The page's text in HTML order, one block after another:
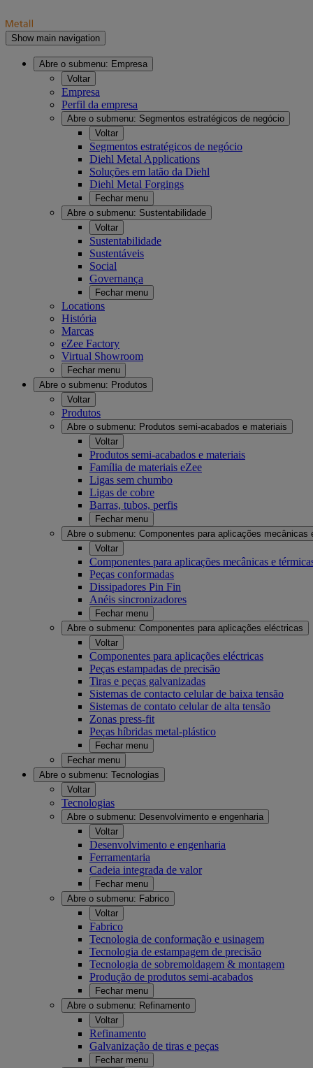
Show main navigation
Abre o submenu: Empresa
Voltar
Empresa
Perfil da empresa
Abre o submenu: Segmentos estratégicos de negócio
Voltar
Segmentos estratégicos de negócio
Diehl Metal Applications
Soluções em latão da Diehl
Diehl Metal Forgings
Fechar menu
Abre o submenu: Sustentabilidade
Voltar
Sustentabilidade
Sustentáveis
Social
Governança
Fechar menu
Locations
História
Marcas
eZee Factory
Virtual Showroom
Fechar menu
Abre o submenu: Produtos
Voltar
Produtos
Abre o submenu: Produtos semi-acabados e materiais
Voltar
Produtos semi-acabados e materiais
Família de materiais eZee
Ligas sem chumbo
Ligas de cobre
Barras, tubos, perfis
Fechar menu
Abre o submenu: Componentes para aplicações mecânicas
Voltar
Componentes para aplicações mecânicas e
Peças conformadas
Dissipadores Pin Fin
Anéis sincronizadores
Fechar menu
Abre o submenu: Componentes para aplicações eléctricas
Voltar
Componentes para aplicações eléctricas
Peças estampadas de precisão
Tiras e peças galvanizadas
Sistemas de contacto celular de baixa tensão
Sistemas de contato celular de alta tensão
Zonas press-fit
Peças híbridas metal-plástico
Fechar menu
Fechar menu
Abre o submenu: Tecnologias
Voltar
Tecnologias
Abre o submenu: Desenvolvimento e engenharia
Voltar
Desenvolvimento e engenharia
Ferramentaria
Cadeia integrada de valor
Fechar menu
Abre o submenu: Fabrico
Voltar
Fabrico
Tecnologia de conformação e usinagem
Tecnologia de estampagem de precisão
Tecnologia de sobremoldagem & montagem
Produção de produtos semi-acabados
Fechar menu
Abre o submenu: Refinamento
Voltar
Refinamento
Galvanização de tiras e peças
Fechar menu